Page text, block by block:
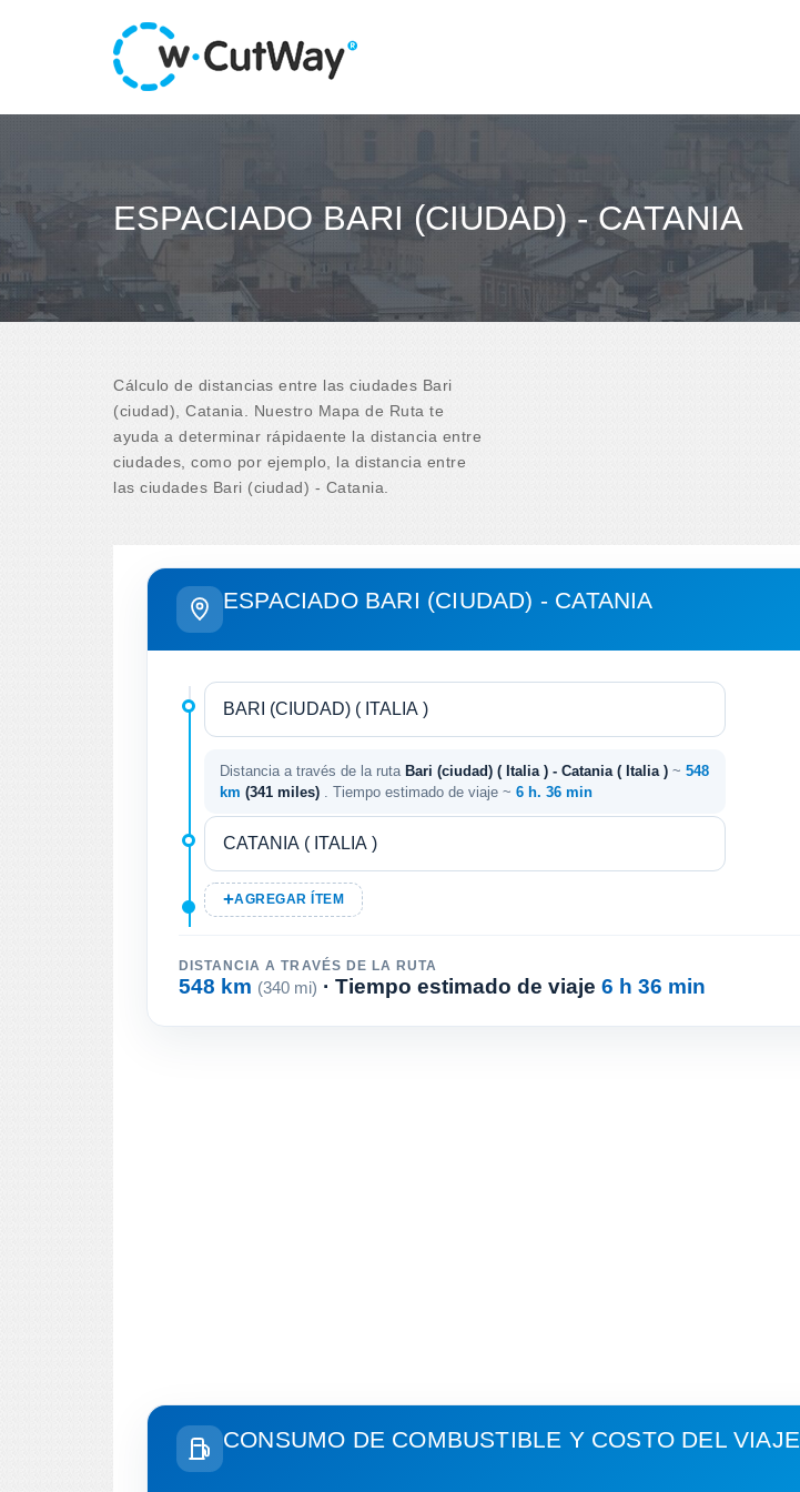
ESPACIADO BARI (CIUDAD) - CATANIA
Cálculo de distancias entre las ciudades Bari
(ciudad), Catania. Nuestro Mapa de Ruta te
ayuda a determinar rápidaente la distancia entre
ciudades, como por ejemplo, la distancia entre
las ciudades Bari (ciudad) - Catania.
ESPACIADO BARI (CIUDAD) - CATANIA
Distancia a través de la ruta Bari (ciudad) ( Italia ) - Catania ( Italia ) ~ 548
km (341 miles) . Tiempo estimado de viaje ~ 6 h. 36 min
AGREGAR ÍTEM
DISTANCIA A TRAVÉS DE LA RUTA
548 km (340 mi) · Tiempo estimado de viaje 6 h 36 min
CONSUMO DE COMBUSTIBLE Y COSTO DEL VIAJE